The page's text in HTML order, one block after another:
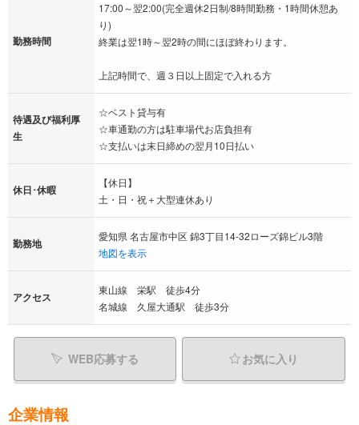
勤務時間
17:00～翌2:00(完全週休2日制/8時間勤務・1時間休憩あ
り)
終業は翌1時～翌2時の間にほぼ終わります。
上記時間で、週３日以上固定で入れる方
待遇及び福利厚
生
☆ベスト貸与有
☆車通勤の方は駐車場代お店負担有
☆支払いは末日締めの翌月10日払い
休日･休暇
【休日】
土・日・祝＋大型連休あり
勤務地
愛知県 名古屋市中区 錦3丁目14-32ローズ錦ビル3階
地図を表示
アクセス
東山線 栄駅 徒歩4分
名城線 久屋大通駅 徒歩3分
WEB応募する お気に入り
企業情報